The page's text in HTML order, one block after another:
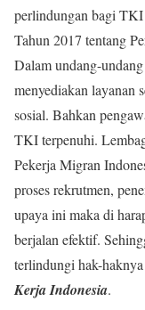
perlindungan bagi
Tahun 2017 tentang
Dalam undang-
menyediakan layanan
sosial. Bahkan
TKI terpenuhi.
Pekerja Migran
proses rekrutmen,
upaya ini maka di
berjalan efektif.
terlindungi hak-
Kerja Indonesia.